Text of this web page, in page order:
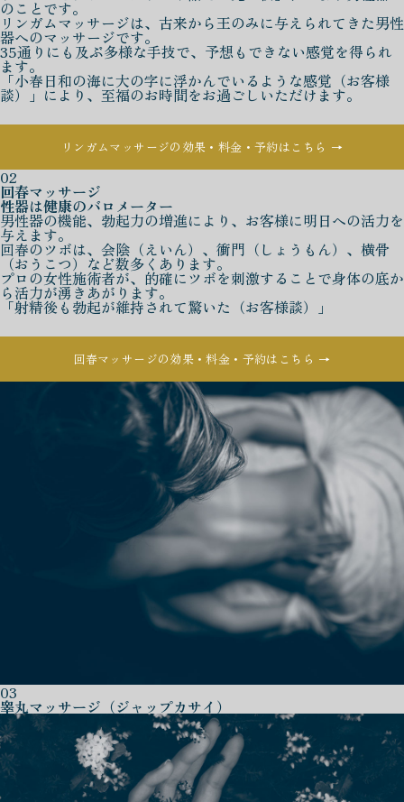
のことです。
リンガムマッサージは、古来から王のみに与えられてきた男性
器へのマッサージです。
35通りにも及ぶ多様な手技で、予想もできない感覚を得られ
ます。
「小春日和の海に大の字に浮かんでいるような感覚（お客様
談）」により、至福のお時間をお過ごしいただけます。
リンガムマッサージの効果・料金・予約はこちら →
02
回春マッサージ
性器は健康のバロメーター
男性器の機能、勃起力の増進により、お客様に明日への活力を
与えます。
回春のツボは、会陰（えいん）、衝門（しょうもん）、横骨
（おうこつ）など数多くあります。
プロの女性施術者が、的確にツボを刺激することで身体の底か
ら活力が湧きあがります。
「射精後も勃起が維持されて驚いた（お客様談）」
回春マッサージの効果・料金・予約はこちら →
03
睾丸マッサージ（ジャップカサイ）